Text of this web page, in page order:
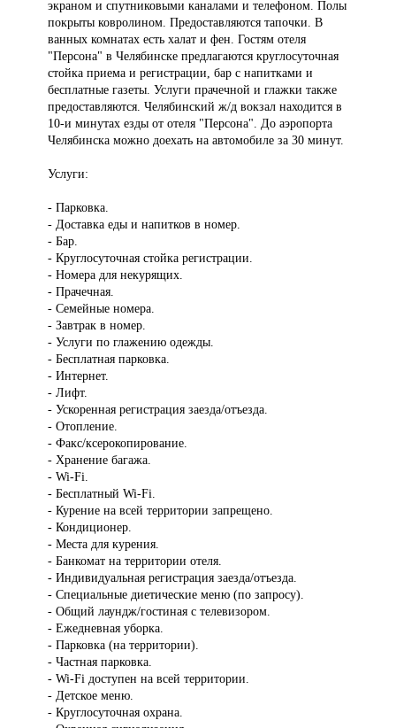
экраном и спутниковыми каналами и телефоном. Полы
покрыты ковролином. Предоставляются тапочки. В
ванных комнатах есть халат и фен. Гостям отеля
"Персона" в Челябинске предлагаются круглосуточная
стойка приема и регистрации, бар с напитками и
бесплатные газеты. Услуги прачечной и глажки также
предоставляются. Челябинский ж/д вокзал находится в
10-и минутах езды от отеля "Персона". До аэропорта
Челябинска можно доехать на автомобиле за 30 минут.
Услуги:
- Парковка.
- Доставка еды и напитков в номер.
- Бар.
- Круглосуточная стойка регистрации.
- Номера для некурящих.
- Прачечная.
- Семейные номера.
- Завтрак в номер.
- Услуги по глажению одежды.
- Бесплатная парковка.
- Интернет.
- Лифт.
- Ускоренная регистрация заезда/отъезда.
- Отопление.
- Факс/ксерокопирование.
- Хранение багажа.
- Wi-Fi.
- Бесплатный Wi-Fi.
- Курение на всей территории запрещено.
- Кондиционер.
- Места для курения.
- Банкомат на территории отеля.
- Индивидуальная регистрация заезда/отъезда.
- Специальные диетические меню (по запросу).
- Общий лаундж/гостиная с телевизором.
- Ежедневная уборка.
- Парковка (на территории).
- Частная парковка.
- Wi-Fi доступен на всей территории.
- Детское меню.
- Круглосуточная охрана.